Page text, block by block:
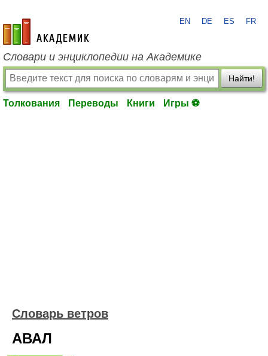
academic.ru
EN DE ES FR
Словари и энциклопедии на Академике
Найти!
Толкования Переводы Книги Игры ⚽
Словарь ветров
АВАЛ